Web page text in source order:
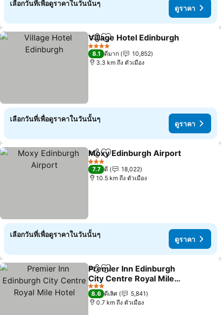
เลือกวันที่เพื่อดูราคาในวันนั้นๆ
ดูราคา
แชร์ เพิ่มในรายการโปรด
Village Hotel Edinburgh
4 ดาว
8.1 ดีมาก
10,852
3.3 km ถึง ตัวเมือง
เลือกวันที่เพื่อดูราคาในวันนั้นๆ
ดูราคา
แชร์ เพิ่มในรายการโปรด
Moxy Edinburgh Airport
3 ดาว
7.7 ดี
18,022
10.5 km ถึง ตัวเมือง
เลือกวันที่เพื่อดูราคาในวันนั้นๆ
ดูราคา
แชร์ เพิ่มในรายการโปรด
Premier Inn Edinburgh
City Centre Royal Mile
Hotel
3 ดาว
8.6 ดีเลิศ
5,841
0.7 km ถึง ตัวเมือง